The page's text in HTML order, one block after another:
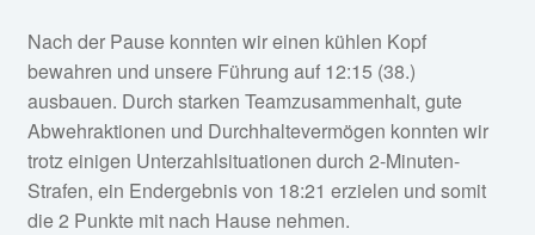
Nach der Pause konnten wir einen kühlen Kopf
bewahren und unsere Führung auf 12:15 (38.)
ausbauen. Durch starken Teamzusammenhalt, gute
Abwehraktionen und Durchhaltevermögen konnten wir
trotz einigen Unterzahlsituationen durch 2-Minuten-
Strafen, ein Endergebnis von 18:21 erzielen und somit
die 2 Punkte mit nach Hause nehmen.